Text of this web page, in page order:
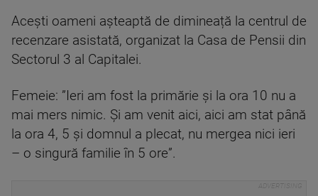
Aceşti oameni așteaptă de dimineață la centrul de
recenzare asistată, organizat la Casa de Pensii din
Sectorul 3 al Capitalei.
Femeie: ”Ieri am fost la primărie și la ora 10 nu a
mai mers nimic. Și am venit aici, aici am stat până
la ora 4, 5 și domnul a plecat, nu mergea nici ieri
– o singură familie în 5 ore”.